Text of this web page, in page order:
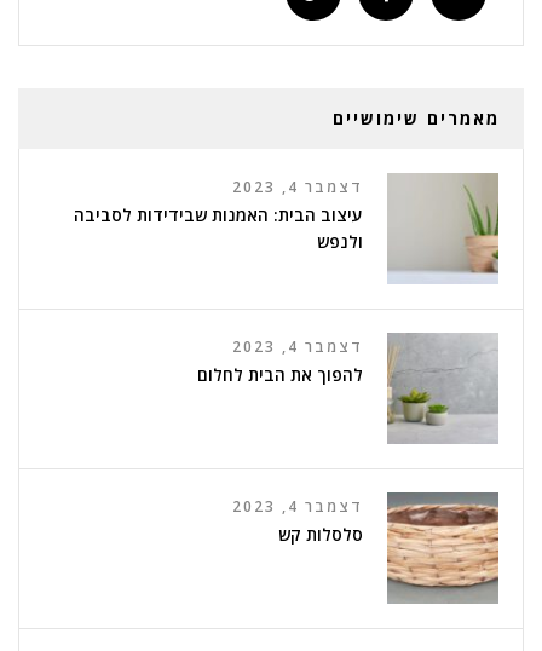
מאמרים שימושיים
דצמבר 4, 2023
עיצוב הבית: האמנות שבידידות לסביבה
ולנפש
דצמבר 4, 2023
להפוך את הבית לחלום
דצמבר 4, 2023
סלסלות קש